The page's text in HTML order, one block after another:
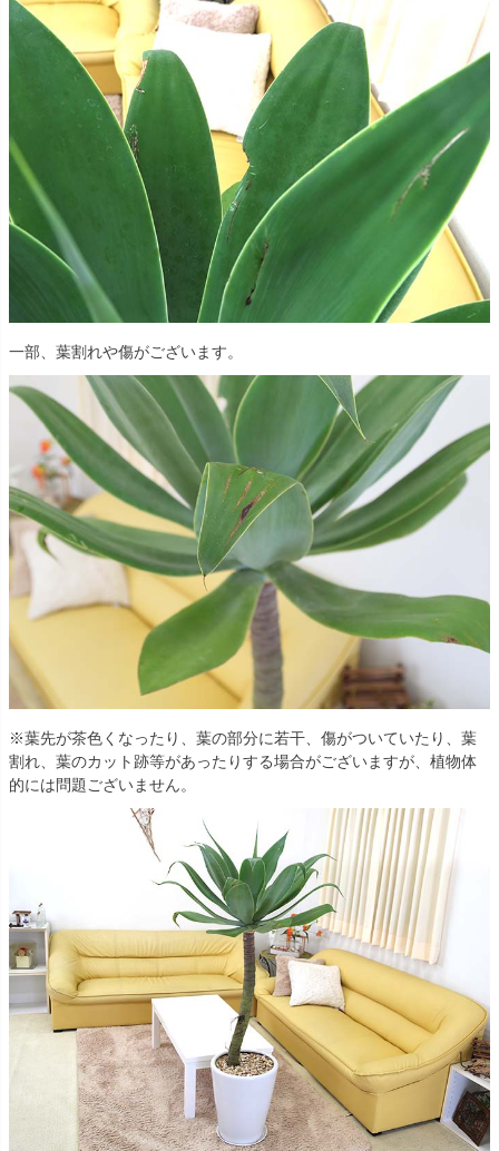
一部、葉割れや傷がございます。
※葉先が茶色くなったり、葉の部分に若干、傷がついていたり、葉
割れ、葉のカット跡等があったりする場合がございますが、植物体
的には問題ございません。